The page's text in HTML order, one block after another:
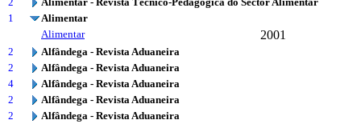
1
Alimentar
Alimentar
2001
2
Alfândega - Revista Aduaneira
2
Alfândega - Revista Aduaneira
4
Alfândega - Revista Aduaneira
2
Alfândega - Revista Aduaneira
2
Alfândega - Revista Aduaneira